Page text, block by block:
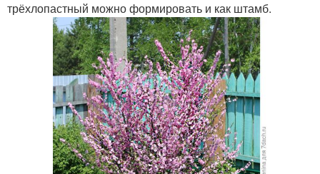
трёхлопастный можно формировать и как штамб.